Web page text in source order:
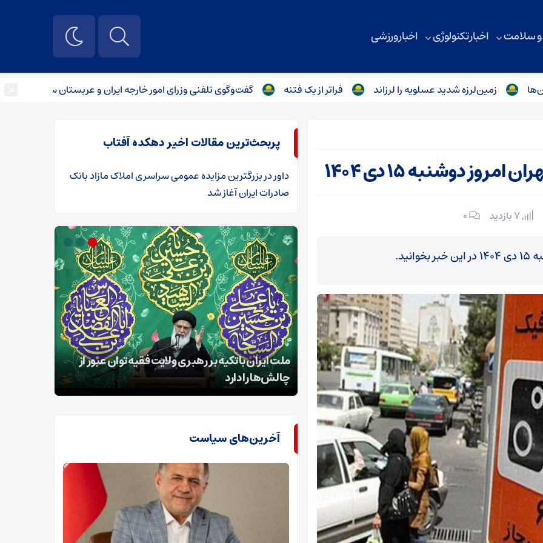
و سلامت اخبار تکنولوژی اخبار ورزشی
زمین‌لرزه شدید عسلویه را لرزاند فراتر از یک فتنه گفت‌وگوی تلفنی وزرای امور خارجه ایران و عربستان سعودی
دوشنبه ۱۵ دی ۱۴۰۴
۰
پربحث‌ترین مقالات اخیر دهکده آفتاب
داوردر​بزرگترین مزایده عمومی سراسری املاک مازاد بانک
صادرات ایران آغاز شد
ملت ایران با تکیه بر رهبری ولایت فقیه توان عبور از
چالش‌ها را دارد
نیمه شعبان نماد امتداد امامت و مسئولیت‌آفرینی در
تاریخ اسلام است
آخرین‌های سیاست